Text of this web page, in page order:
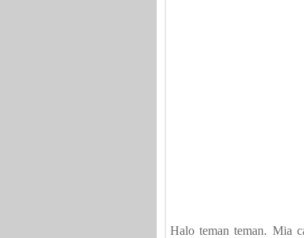
Halo teman teman. Mia